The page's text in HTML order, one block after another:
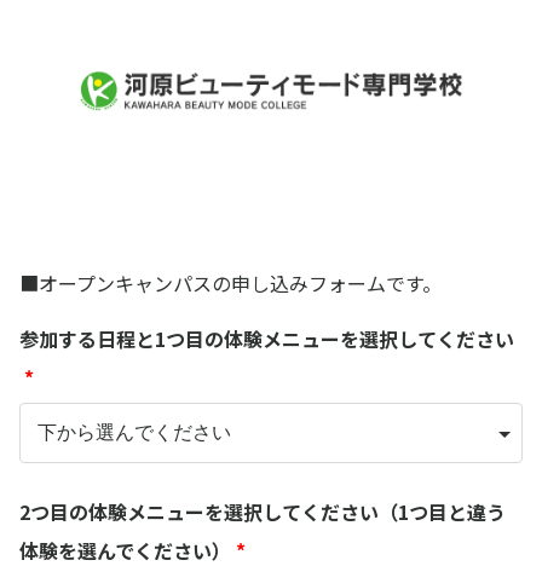
■オープンキャンパスの申し込みフォームです。
参加する日程と1つ目の体験メニューを選択してください
*
2つ目の体験メニューを選択してください（1つ目と違う
体験を選んでください）
*